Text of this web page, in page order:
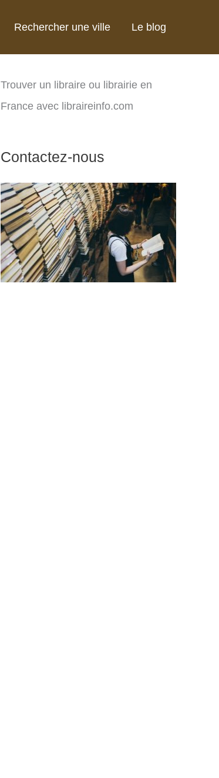
Rechercher une ville Le blog
Trouver un libraire ou librairie en
France avec libraireinfo.com
Contactez-nous